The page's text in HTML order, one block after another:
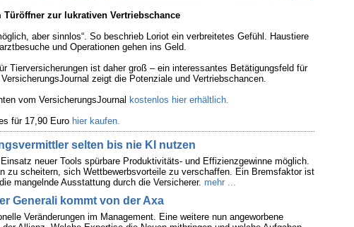
zur lukrativen Vertriebschance
aber sinnlos“. So beschrieb Loriot ein verbreitetes Gefühl. Haustiere
und Operationen gehen ins Geld.
Tierversicherungen ist daher groß – ein interessantes Betätigungsfeld für
zeigt die Potenziale und Vertriebschancen.
vom VersicherungsJournal kostenlos hier erhältlich.
für 17,90 Euro hier kaufen.
selten bis nie KI nutzen
neuer Tools spürbare Produktivitäts- und Effizienzgewinne möglich.
zu scheitern, sich Wettbewerbsvorteile zu verschaffen. Ein Bremsfaktor ist
mangelnde Ausstattung durch die Versicherer. mehr ...
Generali kommt von der Axa
Veränderungen im Management. Eine weitere nun angeworbene